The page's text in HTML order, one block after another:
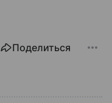
Поделиться